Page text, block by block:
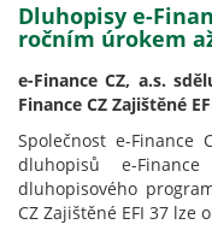
Dluhopisy e-
ročním úrokem
e-Finance CZ, a.s.
Finance CZ Zajištěné
Společnost e-
dluhopisů e-
dluhopisového
CZ Zajištěné EFI 37 lze